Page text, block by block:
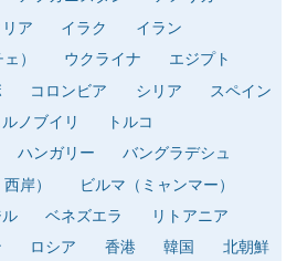
ア イラク
イラン
）
ウクライナ
エジプト
コロンビア シリア
スペイン
ノブイリ
トルコ
ハンガリー
バングラデシュ
岸）
ビルマ（ミャンマー）
ベネズエラ
リトアニア
ロシア 香港 韓国 北朝鮮